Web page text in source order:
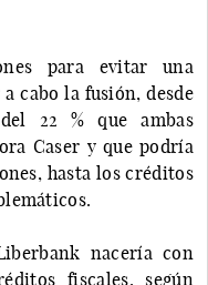
para evitar una
cabo la fusión, desde
22 % que ambas
Caser y que podría
hasta los créditos
nacería con
fiscales, según